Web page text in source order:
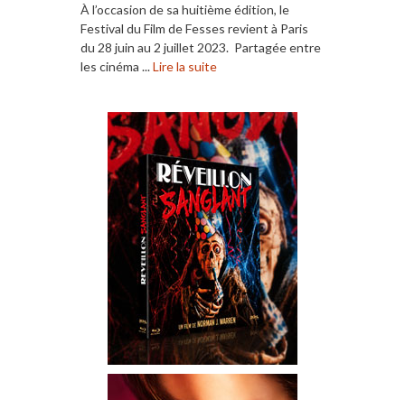
À l’occasion de sa huitième édition, le
Festival du Film de Fesses revient à Paris
du 28 juin au 2 juillet 2023. Partagée entre
les cinéma ...Lire la suite